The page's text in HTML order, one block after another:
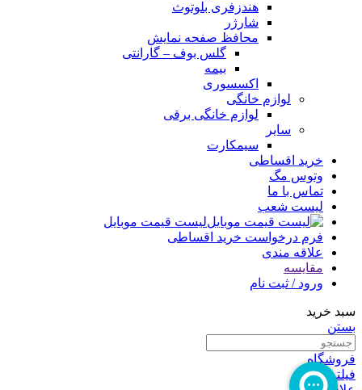
هندزفری بلوتوث
شارژر
محافظ صفحه نمایش
گلس بوف – گارانتی
بیمه
اکسسوری
لوازم خانگی
لوازم خانگی برقی
سایر
سیمکارت
خرید اقساطی
وتوس مگ
تماس با ما
لیست شعب
لیست قیمت موبایل
فرم درخواست خرید اقساطی
علاقه مندی
مقایسه
ورود / ثبت نام
سبد خرید
بستن
فروشگاه
فیلترها